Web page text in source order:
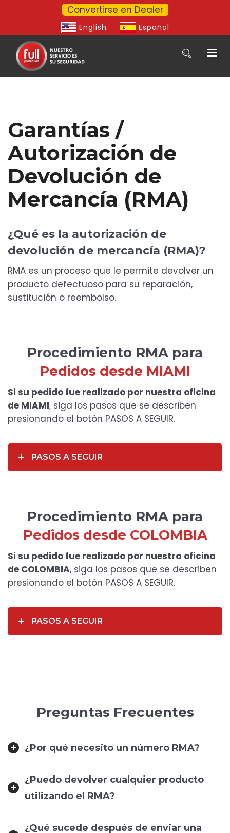
Convertirse en Dealer
English Español
Garantías /
Autorización de
Devolución de
Mercancía (RMA)
¿Qué es la autorización de
devolución de mercancía (RMA)?
RMA es un proceso que le permite devolver un
producto defectuoso para su reparación,
sustitución o reembolso.
Procedimiento RMA para
Pedidos desde MIAMI
Si su pedido fue realizado por nuestra oficina
de MIAMI, siga los pasos que se describen
presionando el botón PASOS A SEGUIR.
PASOS A SEGUIR
Procedimiento RMA para
Pedidos desde COLOMBIA
Si su pedido fue realizado por nuestra oficina
de COLOMBIA, siga los pasos que se describen
presionando el botón PASOS A SEGUIR.
PASOS A SEGUIR
Preguntas Frecuentes
¿Por qué necesito un número RMA?
¿Puedo devolver cualquier producto
utilizando el RMA?
¿Qué sucede después de enviar una